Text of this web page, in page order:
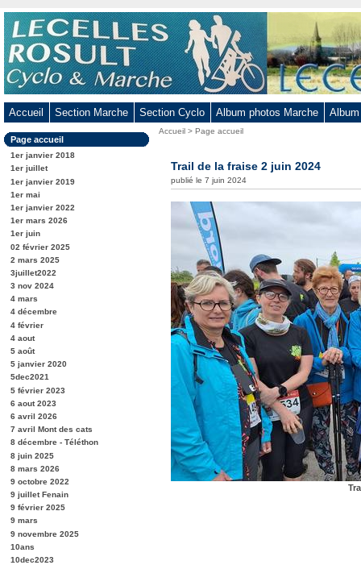
Aller
au
contenu
-
Aller
menu
principal
-
Aller
à
la
recherche
Accueil Section Marche Section Cyclo Album photos Marche
Dans
la
rubrique
:
Page accueil
1er janvier 2018
1er juillet
1er janvier 2019
1er mai
1er janvier 2022
1er mars 2026
1er juin
02 février 2025
2 mars 2025
3juillet2022
3 nov 2024
4 mars
4 décembre
4 février
4 aout
5 août
5 janvier 2020
5dec2021
5 février 2023
6 aout 2023
6 avril 2026
7 avril Mont des cats
8 décembre - Téléthon
8 juin 2025
8 mars 2026
9 octobre 2022
9 juillet Fenain
9 février 2025
9 mars
9 novembre 2025
10ans
10dec2023
Vous
Accueil >Page accueil
Trail de la fraise 2 juin 2024
publié le 7 juin 2024